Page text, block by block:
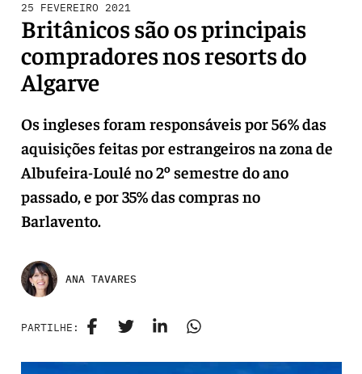
25 FEVEREIRO 2021
Britânicos são os principais
compradores nos resorts do
Algarve
Os ingleses foram responsáveis por 56% das
aquisições feitas por estrangeiros na zona de
Albufeira-Loulé no 2º semestre do ano
passado, e por 35% das compras no
Barlavento.
ANA TAVARES
PARTILHE: